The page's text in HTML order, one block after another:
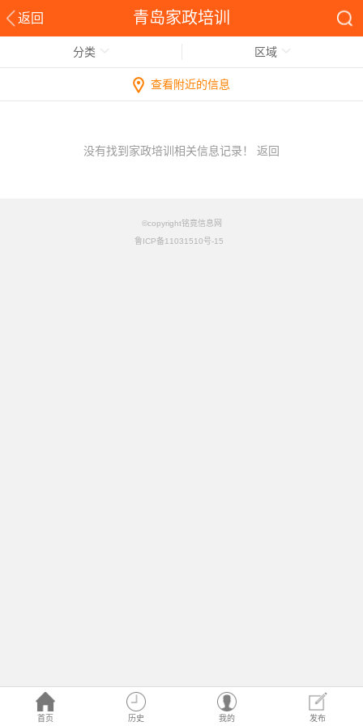
返回 青岛家政培训
首页 历史 我的 发布
分类 区域
查看附近的信息
没有找到家政培训相关信息记录！ 返回
©copyright铭竟信息网
鲁ICP备11031510号-15